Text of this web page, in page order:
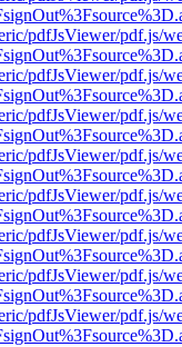
pdfJsViewer/pdf.js/
pdfJsViewer/pdf.js/
pdfJsViewer/pdf.js/
pdfJsViewer/pdf.js/
pdfJsViewer/pdf.js/
pdfJsViewer/pdf.js/
pdfJsViewer/pdf.js/
pdfJsViewer/pdf.js/